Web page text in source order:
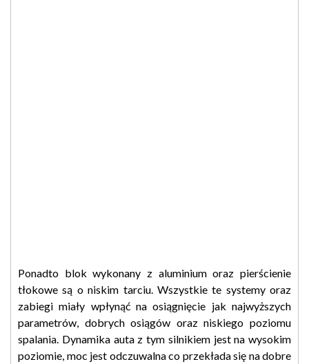
Ponadto blok wykonany z aluminium oraz pierścienie
tłokowe są o niskim tarciu. Wszystkie te systemy oraz
zabiegi miały wpłynąć na osiągnięcie jak najwyższych
parametrów, dobrych osiągów oraz niskiego poziomu
spalania. Dynamika auta z tym silnikiem jest na wysokim
poziomie, moc jest odczuwalna co przekłada się na dobre